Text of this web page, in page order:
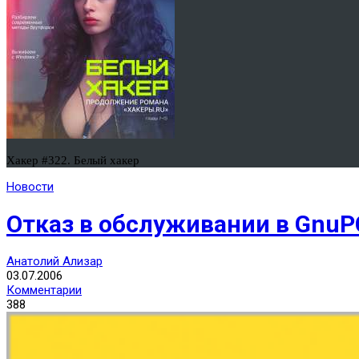
Хакер #322. Белый хакер
Новости
Отказ в обслуживании в
Анатолий Ализар
03.07.2006
Комментарии
388